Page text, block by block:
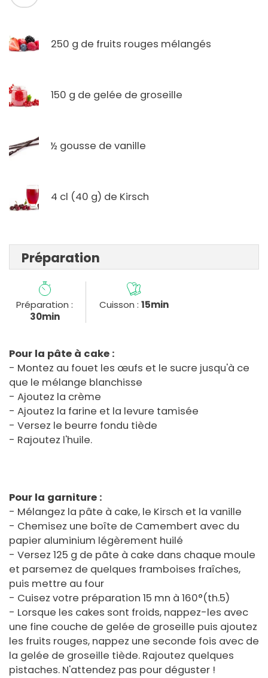
250 g de fruits rouges mélangés
150 g de gelée de groseille
½ gousse de vanille
4 cl (40 g) de Kirsch
Préparation
Préparation :
30min
Cuisson : 15min
Pour la pâte à cake :
- Montez au fouet les œufs et le sucre jusqu'à ce
que le mélange blanchisse
- Ajoutez la crème
- Ajoutez la farine et la levure tamisée
- Versez le beurre fondu tiède
- Rajoutez l'huile.
Pour la garniture :
- Mélangez la pâte à cake, le Kirsch et la vanille
- Chemisez une boîte de Camembert avec du
papier aluminium légèrement huilé
- Versez 125 g de pâte à cake dans chaque moule
et parsemez de quelques framboises fraîches,
puis mettre au four
- Cuisez votre préparation 15 mn à 160°(th.5)
- Lorsque les cakes sont froids, nappez-les avec
une fine couche de gelée de groseille puis ajoutez
les fruits rouges, nappez une seconde fois avec de
la gelée de groseille tiède. Rajoutez quelques
pistaches. N'attendez pas pour déguster !